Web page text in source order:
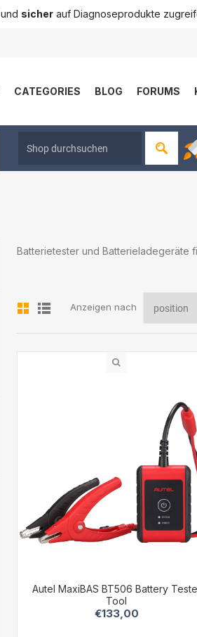
und sicher auf Diagnoseprodukte
CATEGORIES BLOG FORUMS
Batterietester und Batterieladegeräte
Anzeigen nach
Autel MaxiBAS BT506 Battery
Tool
€133,00